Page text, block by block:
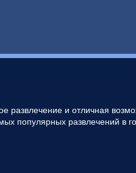
развлечение и отличная
популярных развлечений в